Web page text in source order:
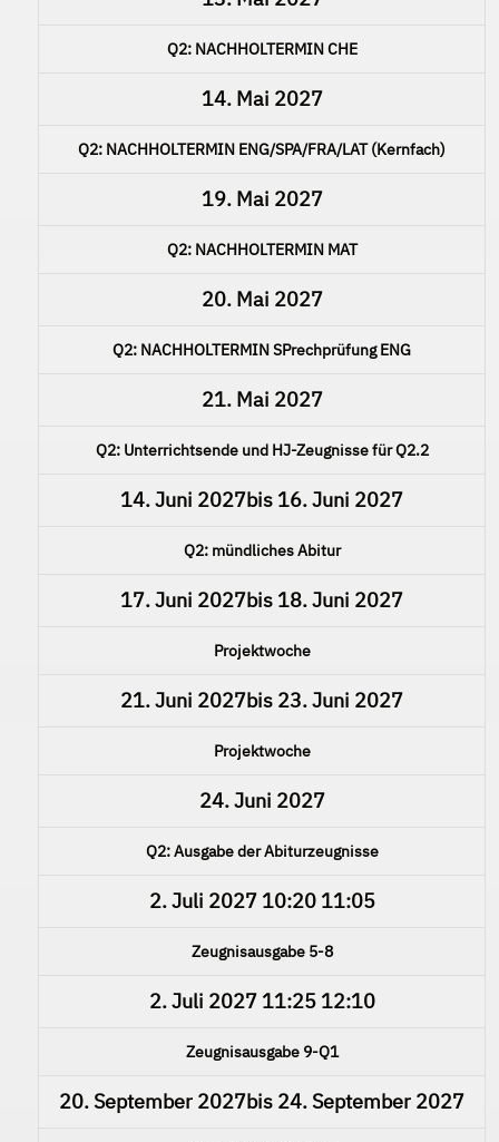
Q2: NACHHOLTERMIN CHE
14. Mai 2027
Q2: NACHHOLTERMIN ENG/SPA/FRA/LAT (Kernfach)
19. Mai 2027
Q2: NACHHOLTERMIN MAT
20. Mai 2027
Q2: NACHHOLTERMIN SPrechprüfung ENG
21. Mai 2027
Q2: Unterrichtsende und HJ-Zeugnisse für Q2.2
14. Juni 2027bis 16. Juni 2027
Q2: mündliches Abitur
17. Juni 2027bis 18. Juni 2027
Projektwoche
21. Juni 2027bis 23. Juni 2027
Projektwoche
24. Juni 2027
Q2: Ausgabe der Abiturzeugnisse
2. Juli 202710:20 11:05
Zeugnisausgabe 5-8
2. Juli 202711:25 12:10
Zeugnisausgabe 9-Q1
20. September 2027bis 24. September 2027